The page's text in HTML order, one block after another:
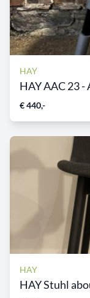
HAY
HAY AAC 23 -
€ 440,-
HAY
HAY Stuhl